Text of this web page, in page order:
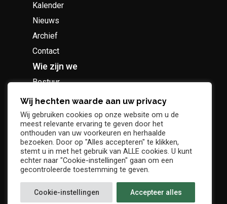
Kalender
Nieuws
Archief
Contact
Wie zijn we
Bestuur
Geschiedenis
Supportersclub
Socio Business Club
Wij hechten waarde aan uw privacy
Wij gebruiken cookies op onze website om u de
meest relevante ervaring te geven door het
onthouden van uw voorkeuren en herhaalde
bezoeken. Door op "Alles accepteren" te klikken,
stemt u in met het gebruik van ALLE cookies. U kunt
echter naar "Cookie-instellingen" gaan om een
gecontroleerde toestemming te geven.
Cookie-instellingen Accepteer alles